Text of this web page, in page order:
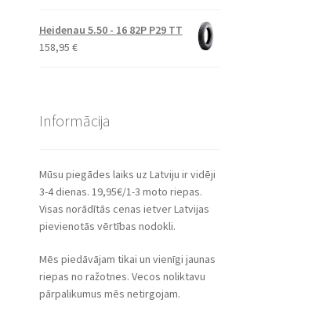
Heidenau 5.50 - 16 82P P29 TT
158,95 €
Informācija
Mūsu piegādes laiks uz Latviju ir vidēji
3-4 dienas. 19,95€/1-3 moto riepas.
Visas norādītās cenas ietver Latvijas
pievienotās vērtības nodokli.
Mēs piedāvājam tikai un vienīgi jaunas
riepas no ražotnes. Vecos noliktavu
pārpalikumus mēs netirgojam.